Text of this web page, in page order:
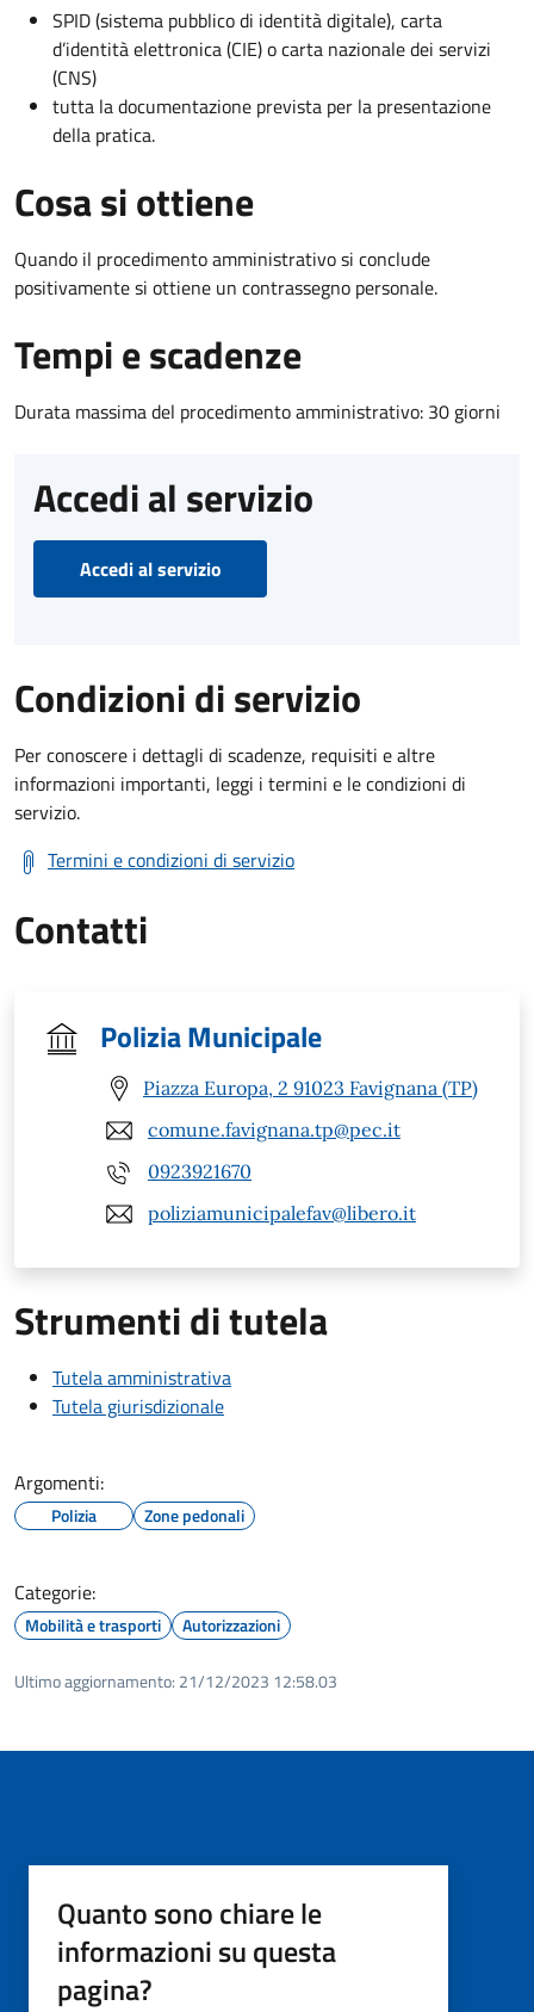
SPID (sistema pubblico di identità digitale), carta
d’identità elettronica (CIE) o carta nazionale dei servizi
(CNS)
tutta la documentazione prevista per la presentazione
della pratica.
Cosa si ottiene
Quando il procedimento amministrativo si conclude
positivamente si ottiene un contrassegno personale.
Tempi e scadenze
Durata massima del procedimento amministrativo: 30 giorni
Accedi al servizio
Accedi al servizio
Condizioni di servizio
Per conoscere i dettagli di scadenze, requisiti e altre
informazioni importanti, leggi i termini e le condizioni di
servizio.
Termini e condizioni di servizio
Contatti
Polizia Municipale
Piazza Europa, 2 91023 Favignana (TP)
comune.favignana.tp@pec.it
0923921670
poliziamunicipalefav@libero.it
Strumenti di tutela
Tutela amministrativa
Tutela giurisdizionale
Argomenti:
Polizia Zone pedonali
Categorie:
Mobilità e trasporti Autorizzazioni
Ultimo aggiornamento: 21/12/2023 12:58.03
Quanto sono chiare le
informazioni su questa
pagina?